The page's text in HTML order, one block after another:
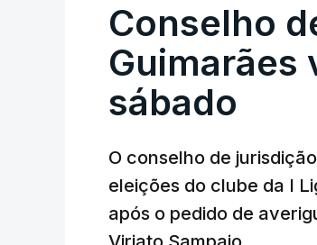
Conselho
Guimarães
sábado
O conselho de
eleições do clube da I
após o pedido de